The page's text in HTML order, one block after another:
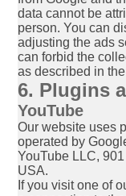
data cannot be
person. You can
adjusting the ads
can forbid the
as described in
6. Plugins
YouTube
Our website uses
operated by
YouTube LLC,
USA.
If you visit one of